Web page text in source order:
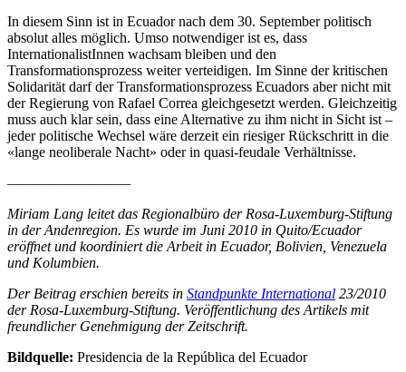
In diesem Sinn ist in Ecuador nach dem 30. September politisch
absolut alles möglich. Umso notwendiger ist es, dass
InternationalistInnen wachsam bleiben und den
Transformationsprozess weiter verteidigen. Im Sinne der kritischen
Solidarität darf der Transformationsprozess Ecuadors aber nicht mit
der Regierung von Rafael Correa gleichgesetzt werden. Gleichzeitig
muss auch klar sein, dass eine Alternative zu ihm nicht in Sicht ist –
jeder politische Wechsel wäre derzeit ein riesiger Rückschritt in die
«lange neoliberale Nacht» oder in quasi-feudale Verhältnisse.
————————–
Miriam Lang leitet das Regionalbüro der Rosa-Luxemburg-Stiftung
in der Andenregion. Es wurde im Juni 2010 in Quito/Ecuador
eröffnet und koordiniert die Arbeit in Ecuador, Bolivien, Venezuela
und Kolumbien.
Der Beitrag erschien bereits in Standpunkte International 23/2010
der Rosa-Luxemburg-Stiftung. Veröffentlichung des Artikels mit
freundlicher Genehmigung der Zeitschrift.
Bildquelle: Presidencia de la República del Ecuador